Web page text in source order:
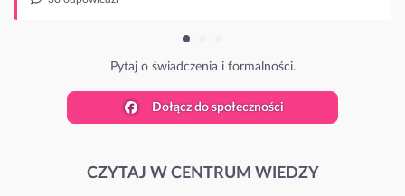
o świadczenia i formalności.
Dołącz do społeczności
CZYTAJ W CENTRUM WIEDZY